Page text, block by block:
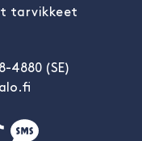
tarvikkeet
4880 (SE)